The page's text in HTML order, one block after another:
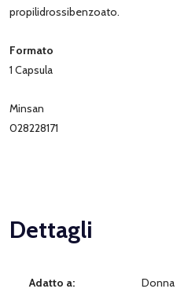
propilidrossibenzoato.
Formato
1 Capsula
Minsan
028228171
Dettagli
Adatto a: Donna